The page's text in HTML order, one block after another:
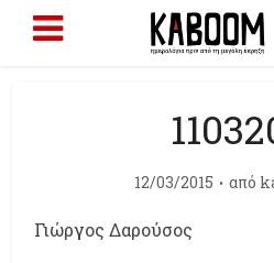
12/03/2015 από
Γιώργος Δαρούσος